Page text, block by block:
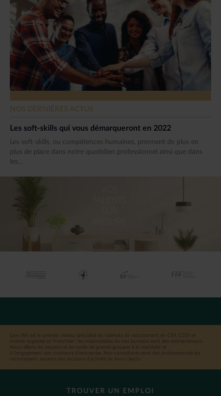
NOS DERNIÈRES ACTUS
Les soft-skills qui vous démarqueront en 2022
Les soft-skills, ou compétences humaines, prennent de plus en
plus de place dans notre quotidien professionnel ainsi que dans
les...
Lynx RH est le premier réseau spécialisé de cabinets de recrutement en CDI, CDD et
intérim organisé en franchise : les responsables de nos bureaux sont des entrepreneurs.
Nous allions les moyens et les outils de grands groupes à la réactivité et
à l’engagement des créateurs d’entreprise. Nos consultants sont des professionnels du
recrutement, experts des secteurs d’activité de leurs clients.
TROUVER UN EMPLOI